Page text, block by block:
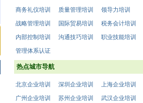
商务礼仪培训
质量管理培训
领导力培训
战略管理培训
国际贸易培训
税务会计培训
内部控制培训
沟通技巧培训
职业技能培训
管理体系认证
热点城市导航
北京企业培训 深圳企业培训
上海企业培训
广州企业培训
苏州企业培训
武汉企业培训